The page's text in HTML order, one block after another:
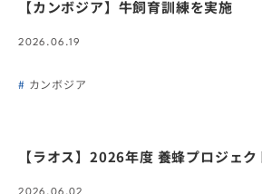
【カンボジア】牛飼育訓練を実施
2026.06.19
カンボジア
【ラオス】2026年度 養蜂プロジェ